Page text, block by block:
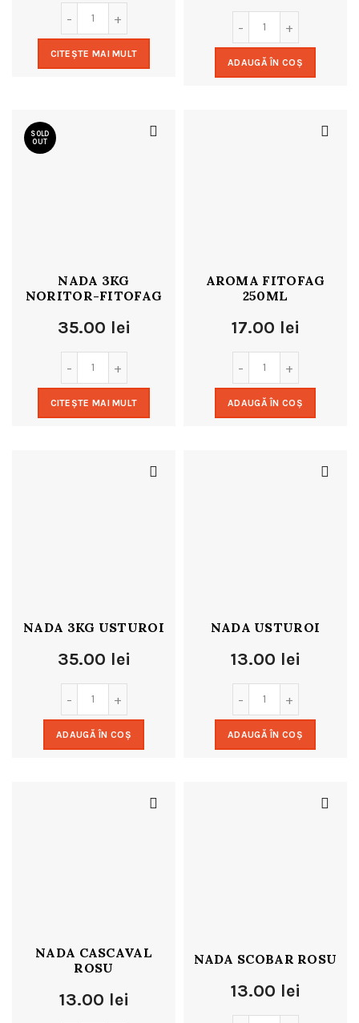
CITEȘTE MAI MULT
ADAUGĂ ÎN COȘ
SOLD
OUT
NADA 3KG
NORITOR-FITOFAG
35.00 lei
CITEȘTE MAI MULT
AROMA FITOFAG
250ML
17.00 lei
ADAUGĂ ÎN COȘ
NADA 3KG USTUROI
35.00 lei
ADAUGĂ ÎN COȘ
NADA USTUROI
13.00 lei
ADAUGĂ ÎN COȘ
NADA CASCAVAL
ROSU
13.00 lei
NADA SCOBAR ROSU
13.00 lei